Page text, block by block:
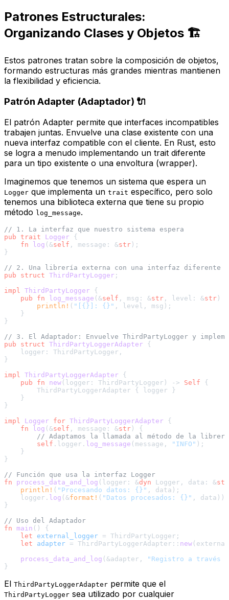
Patrones Estructurales:
Organizando Clases y Objetos 🏗️
Estos patrones tratan sobre la composición de objetos,
formando estructuras más grandes mientras mantienen
la flexibilidad y eficiencia.
Patrón Adapter (Adaptador) 🔌
El patrón Adapter permite que interfaces incompatibles
trabajen juntas. Envuelve una clase existente con una
nueva interfaz compatible con el cliente. En Rust, esto
se logra a menudo implementando un trait diferente
para un tipo existente o una envoltura (wrapper).
Imaginemos que tenemos un sistema que espera un
Logger que implementa un trait específico, pero solo
tenemos una biblioteca externa que tiene su propio
método log_message.
// 1. La interfaz que nuestro sistema espera
pub trait Logger {
fn
log (&self , message: &str);
}
// 2. Una librería externa con una interfaz diferente
pub
struct ThirdPartyLogger ;
impl
ThirdPartyLogger {
pub
fn log_message (&self , msg: &str , level: &str) {
println! ( "[{}]: {}" , level, msg);
    }
}
// 3. El Adaptador: Envuelve ThirdPartyLogger y
pub
struct ThirdPartyLoggerAdapter {
    logger: ThirdPartyLogger,
}
impl
ThirdPartyLoggerAdapter {
pub
fn new (logger: ThirdPartyLogger) -> Self {
        ThirdPartyLoggerAdapter { logger }
    }
}
impl
Logger for ThirdPartyLoggerAdapter {
fn
log (&self , message: &str) {
// Adaptamos la llamada al método de la
self .logger. log_message (message, "INFO" );
    }
}
// Función que usa la interfaz Logger
fn
process_data_and_log (logger: &dyn Logger, data: &str
println! ( "Procesando datos: {}" , data);
    logger.
log (&format! ( "Datos procesados: {}" , data));
}
// Uso del Adaptador
fn main () {
let external_logger = ThirdPartyLogger;
let
adapter = ThirdPartyLoggerAdapter:: new
process_data_and_log (&adapter,
"Registro a través
El ThirdPartyLoggerAdapter permite que el
ThirdPartyLogger sea utilizado por cualquier